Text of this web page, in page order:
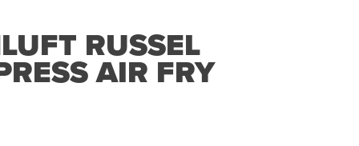
RUSSEL
AIR FRY